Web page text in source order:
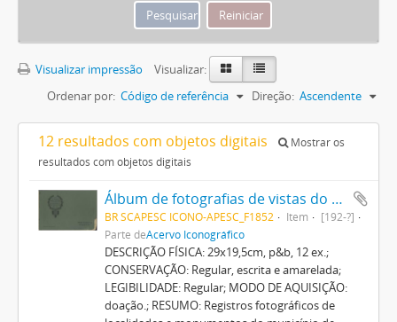
Visualizar impressão
Visualizar:
Ordenar por: Código de referência Direção: Ascendente
12 resultados com objetos digitais
Mostrar os
resultados com objetos digitais
Álbum de fotografias de vistas do Estado de Santa Catharina em comemoração ao centenário da Independência do Brasil 1822-1922: Santa Catarina Capital
BR SCAPESC ICONO-APESC_F1852 Item
[192-?]
Parte deAcervo Iconográfico
DESCRIÇÃO FÍSICA: 29x19,5cm, p&b, 12 ex.;
CONSERVAÇÃO: Regular, escrita e amarelada;
LEGIBILIDADE: Regular; MODO DE AQUISIÇÃO:
doação.; RESUMO: Registros fotográficos de